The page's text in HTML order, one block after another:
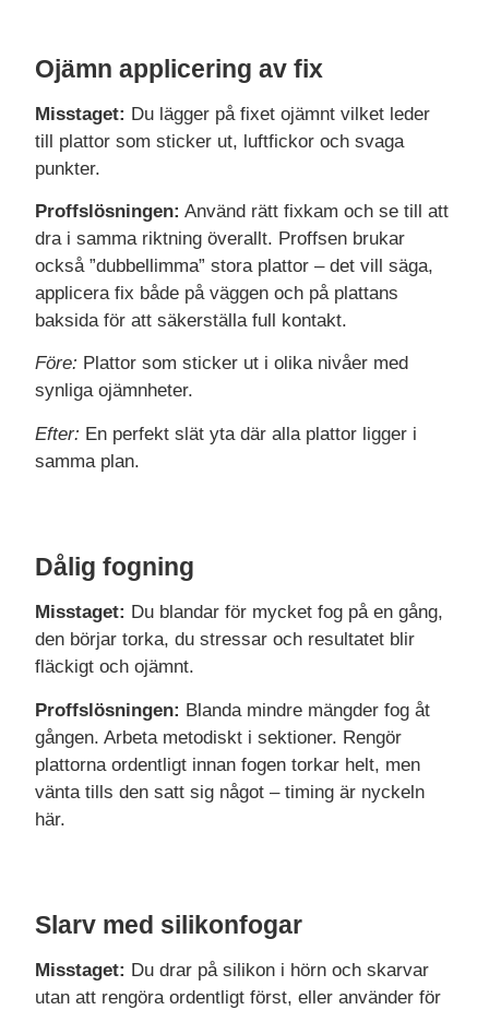
Ojämn applicering av fix
Misstaget: Du lägger på fixet ojämnt vilket leder
till plattor som sticker ut, luftfickor och svaga
punkter.
Proffslösningen: Använd rätt fixkam och se till att
dra i samma riktning överallt. Proffsen brukar
också ”dubbellimma” stora plattor – det vill säga,
applicera fix både på väggen och på plattans
baksida för att säkerställa full kontakt.
Före: Plattor som sticker ut i olika nivåer med
synliga ojämnheter.
Efter: En perfekt slät yta där alla plattor ligger i
samma plan.
Dålig fogning
Misstaget: Du blandar för mycket fog på en gång,
den börjar torka, du stressar och resultatet blir
fläckigt och ojämnt.
Proffslösningen: Blanda mindre mängder fog åt
gången. Arbeta metodiskt i sektioner. Rengör
plattorna ordentligt innan fogen torkar helt, men
vänta tills den satt sig något – timing är nyckeln
här.
Slarv med silikonfogar
Misstaget: Du drar på silikon i hörn och skarvar
utan att rengöra ordentligt först, eller använder för